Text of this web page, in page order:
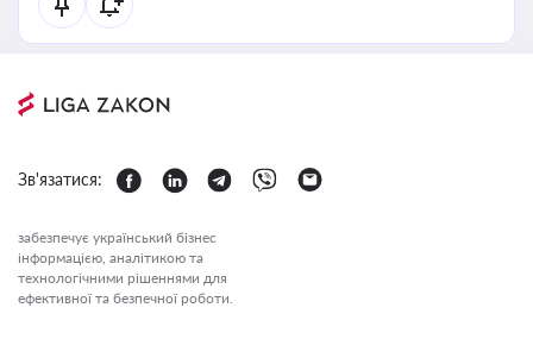
Зв'язатися:
забезпечує український бізнес
інформацією, аналітикою та
технологічними рішеннями для
ефективної та безпечної роботи.